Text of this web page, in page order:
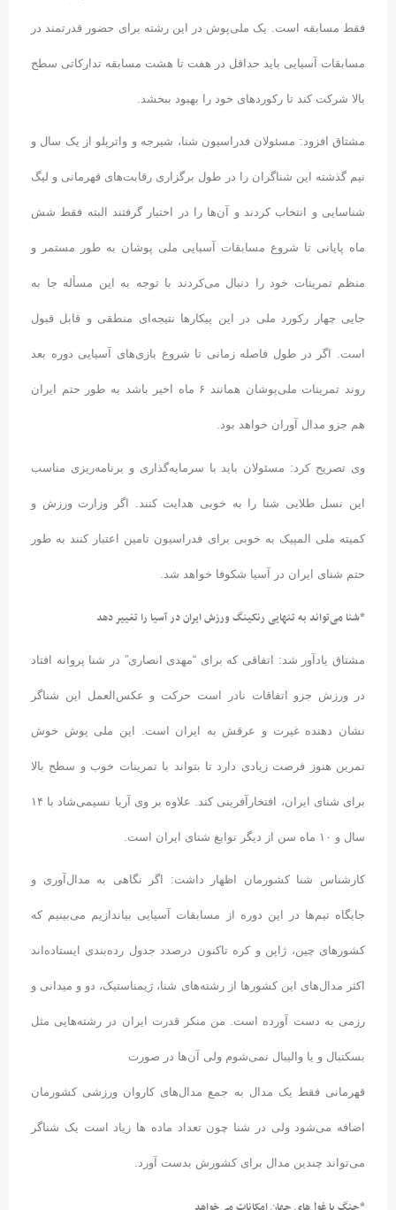
فقط مسابقه است. یک ملی‌پوش در این رشته برای حضور قدرتمند در
مسابقات آسیایی باید حداقل در هفت تا هشت مسابقه تدارکاتی سطح
بالا شرکت کند تا رکوردهای خود را بهبود ببخشد.
مشتاق افزود: مسئولان فدراسیون شنا، شیرجه و واترپلو از یک سال و
نیم گذشته این شناگران را در طول برگزاری رقابت‌های قهرمانی و لیگ
شناسایی و انتخاب کردند و آن‌ها را در اختیار گرفتند البته فقط شش
ماه پایانی تا شروع مسابقات آسیایی ملی پوشان به طور مستمر و
منظم تمرینات خود را دنبال می‌کردند با توجه به این مسأله جا به
جایی چهار رکورد ملی در این پیکارها نتیجه‌ای منطقی و قابل قبول
است. اگر در طول فاصله زمانی تا شروع بازی‌های آسیایی دوره بعد
روند تمرینات ملی‌پوشان همانند ۶ ماه اخیر باشد به طور حتم ایران
هم جزو مدال آوران خواهد بود.
وی تصریح کرد: مسئولان باید با سرمایه‌گذاری و برنامه‌ریزی مناسب
این نسل طلایی شنا را به خوبی هدایت کنند. اگر وزارت ورزش و
کمیته ملی المپیک به خوبی برای فدراسیون تامین اعتبار کنند به طور
حتم شنای ایران در آسیا شکوفا خواهد شد.
*شنا می‌تواند به تنهایی رنکینگ ورزش ایران در آسیا را تغییر دهد
مشتاق یادآور شد: اتفاقی که برای “مهدی انصاری” در شنا پروانه افتاد
در ورزش جزو اتفاقات نادر است حرکت و عکس‌العمل این شناگر
نشان دهنده غیرت و عرقش به ایران است. این ملی پوش خوش
تمرین هنوز فرصت زیادی دارد تا بتواند با تمرینات خوب و سطح بالا
برای شنای ایران، افتخارآفرینی کند. علاوه بر وی آریا نسیمی‌شاد با ۱۴
سال و ۱۰ ماه سن از دیگر نوابغ شنای ایران است.
کارشناس شنا کشورمان اظهار داشت: اگر نگاهی به مدال‌آوری و
جایگاه تیم‌ها در این دوره از مسابقات آسیایی بیاندازیم می‌بینیم که
کشورهای چین، ژاپن و کره تاکنون درصدد جدول رده‌بندی ایستاده‌اند
اکثر مدال‌های این کشورها از رشته‌های شنا، ژیمناستیک، دو و میدانی و
رزمی به دست آورده است. من منکر قدرت ایران در رشته‌هایی مثل
بسکتبال و یا والیبال نمی‌شوم ولی آن‌ها در صورت
قهرمانی فقط یک مدال به جمع مدال‌های کاروان ورزشی کشورمان
اضافه می‌شود ولی در شنا چون تعداد ماده ها زیاد است یک شناگر
می‌تواند چندین مدال برای کشورش بدست آورد.